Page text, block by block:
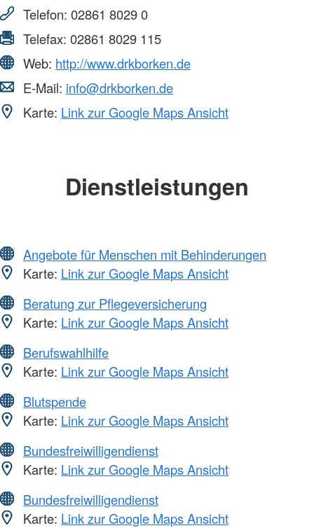
Telefon: 02861 8029 0
Telefax: 02861 8029 115
Web: http://www.drkborken.de
E-Mail: info@drkborken.de
Karte: Link zur Google Maps Ansicht
Dienstleistungen
Angebote für Menschen mit Behinderungen
Karte: Link zur Google Maps Ansicht
Beratung zur Pflegeversicherung
Karte: Link zur Google Maps Ansicht
Berufswahlhilfe
Karte: Link zur Google Maps Ansicht
Blutspende
Karte: Link zur Google Maps Ansicht
Bundesfreiwilligendienst
Karte: Link zur Google Maps Ansicht
Bundesfreiwilligendienst
Karte: Link zur Google Maps Ansicht